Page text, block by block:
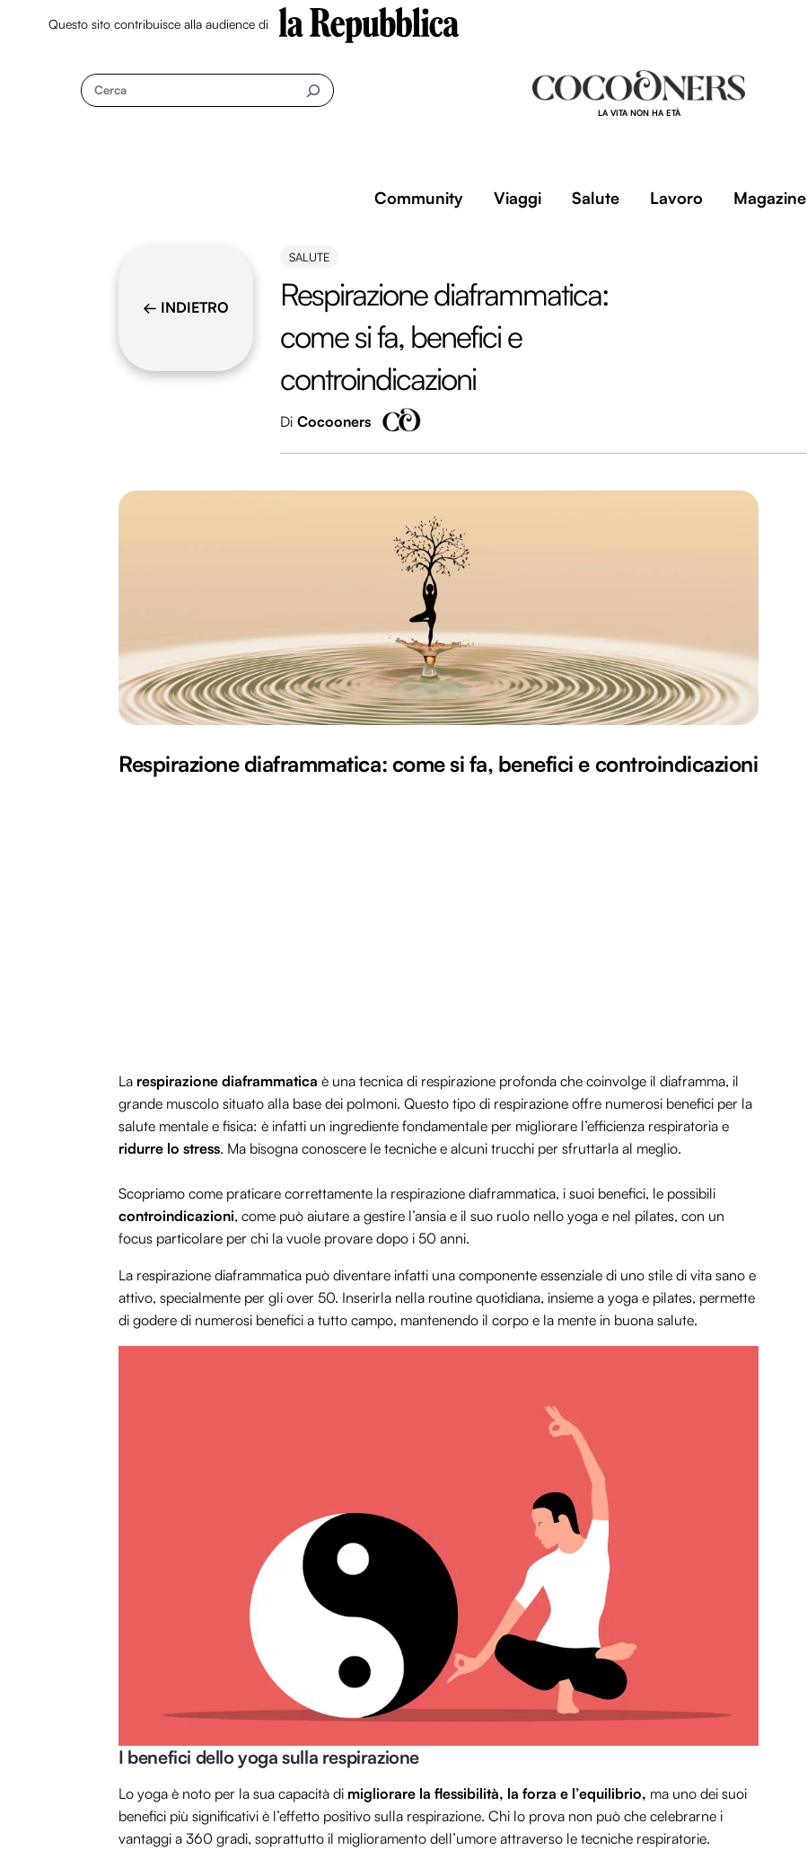
Questo sito contribuisce alla audience di
Cerca
LA VITA NON HA ETÀ
Community Viaggi Salute Lavoro Magazine
← INDIETRO
SALUTE
Respirazione diaframmatica:
come si fa, benefici e
controindicazioni
Di Cocooners
Respirazione diaframmatica: come si fa, benefici e controindicazioni
La respirazione diaframmatica è una tecnica di respirazione profonda che coinvolge il diaframma, il
grande muscolo situato alla base dei polmoni. Questo tipo di respirazione offre numerosi benefici per la
salute mentale e fisica: è infatti un ingrediente fondamentale per migliorare l’efficienza respiratoria e
ridurre lo stress. Ma bisogna conoscere le tecniche e alcuni trucchi per sfruttarla al meglio.
Scopriamo come praticare correttamente la respirazione diaframmatica, i suoi benefici, le possibili
controindicazioni, come può aiutare a gestire l’ansia e il suo ruolo nello yoga e nel pilates, con un
focus particolare per chi la vuole provare dopo i 50 anni.
La respirazione diaframmatica può diventare infatti una componente essenziale di uno stile di vita sano e
attivo, specialmente per gli over 50. Inserirla nella routine quotidiana, insieme a yoga e pilates, permette
di godere di numerosi benefici a tutto campo, mantenendo il corpo e la mente in buona salute.
I benefici dello yoga sulla respirazione
Lo yoga è noto per la sua capacità di migliorare la flessibilità, la forza e l’equilibrio, ma uno dei suoi
benefici più significativi è l’effetto positivo sulla respirazione. Chi lo prova non può che celebrarne i
vantaggi a 360 gradi, soprattutto il miglioramento dell’umore attraverso le tecniche respiratorie.